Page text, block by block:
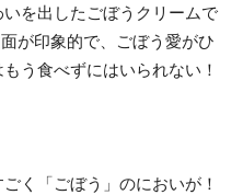
を出したごぼうクリームで
が印象的で、ごぼう愛がひ
う食べずにはいられない！
く「ごぼう」のにおいが！